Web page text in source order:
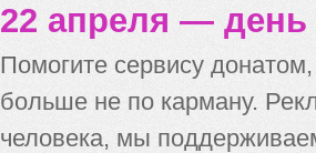
22 апреля — день
Помогите сервису
больше не по карману.
человека, мы